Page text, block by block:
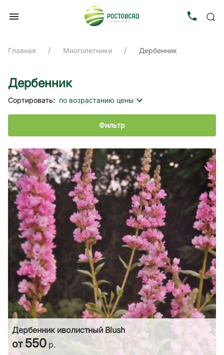
Главная Многолетники Дербенник
Дербенник
Сортировать: по возрастанию цены
Фильтр
Дербенник иволистный Blush
от 550 р.